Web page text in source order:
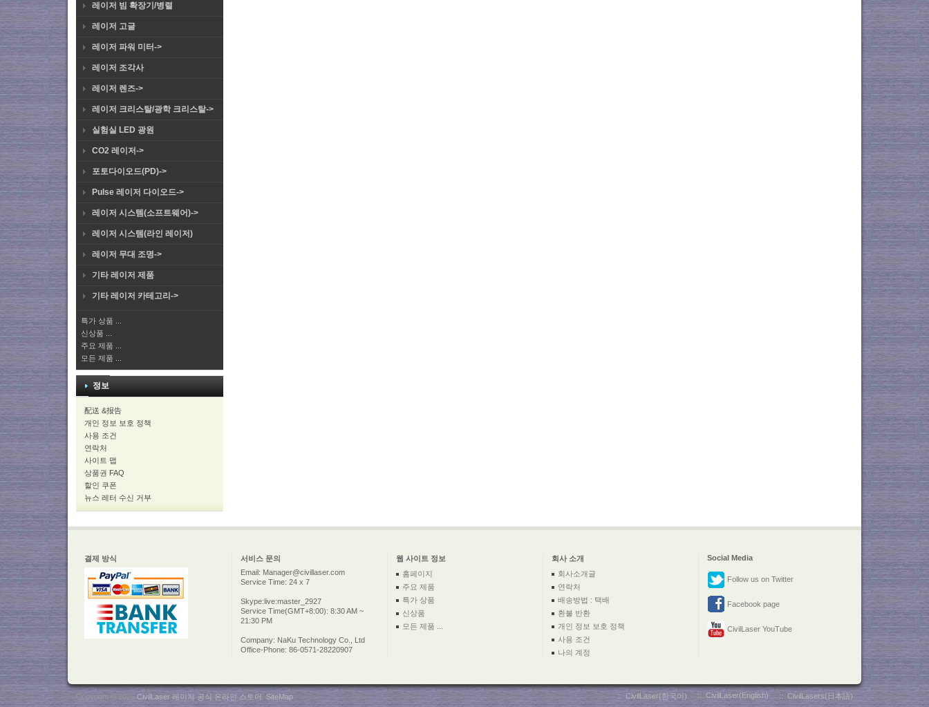
레이저 빔 확장기/병렬
레이저 고글
레이저 파워 미터->
레이저 조각사
레이저 렌즈->
레이저 크리스탈/광학 크리스탈->
실험실 LED 광원
CO2 레이저->
포토다이오드(PD)->
Pulse 레이저 다이오드->
레이저 시스템(소프트웨어)->
레이저 시스템(라인 레이저)
레이저 무대 조명->
기타 레이저 제품
기타 레이저 카테고리->
특가 상품 ...
신상품 ...
주요 제품 ...
모든 제품 ...
정보
配送 &报告
개인 정보 보호 정책
사용 조건
연락처
사이트 맵
상품권 FAQ
할인 쿠폰
뉴스 레터 수신 거부
결제 방식 서비스 문의 웹 사이트 정보 회사 소개
Social Media
Email: Manager@civillaser.com
Service Time: 24 x 7
Skype:live:master_2927
Service Time(GMT+8:00): 8:30 AM ~
21:30 PM
Company: NaKu Technology Co., Ltd
Office-Phone: 86-0571-28220907
홈페이지
주요 제품
특가 상품
신상품
모든 제품 ...
회사소개글
연락처
배송방법 : 택배
환불 반환
개인 정보 보호 정책
사용 조건
나의 계정
Follow us on Twitter
Facebook page
CivilLaser YouTube
:: CivilLaser(한국어) :: CivilLaser(English) :: CivilLasers(日本語)
Copyright © 2026 CivilLaser 레이저 공식 온라인 스토어 SiteMap